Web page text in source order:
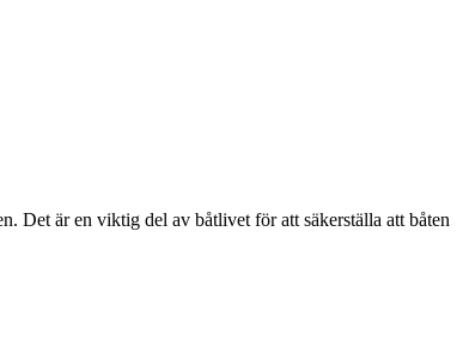
Det är en viktig del av båtlivet för att säkerställa att båten